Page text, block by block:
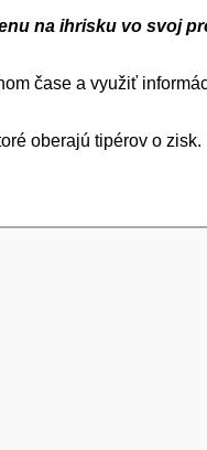
na ihrisku vo svoj
čase a využiť
oberajú tipérov o zisk.